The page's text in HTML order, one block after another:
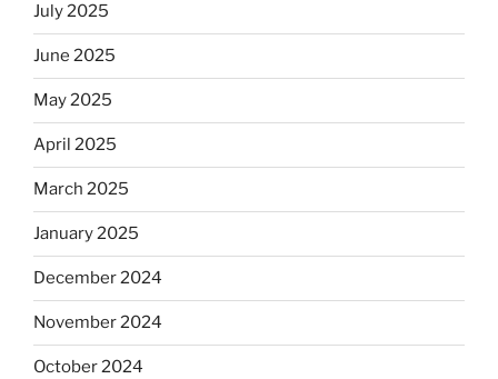
July 2025
June 2025
May 2025
April 2025
March 2025
January 2025
December 2024
November 2024
October 2024